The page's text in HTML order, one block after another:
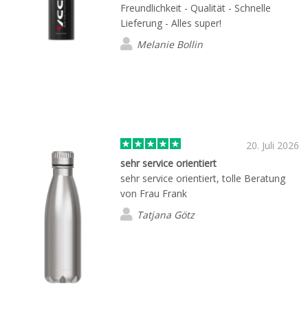
Freundlichkeit - Qualität - Schnelle
Lieferung - Alles super!
Melanie Bollin
20. Juli 2026
sehr service orientiert
sehr service orientiert, tolle Beratung
von Frau Frank
Tatjana Götz